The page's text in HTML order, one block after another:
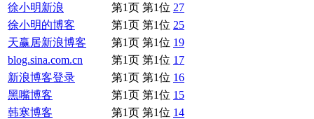
徐小明新浪
第1页 第1位 27
徐小明的博客
第1页 第1位 25
天赢居新浪博客
第1页 第1位 19
blog.sina.com.cn
第1页 第1位 17
新浪博客登录
第1页 第1位 16
黑嘴博客
第1页 第1位 15
韩寒博客
第1页 第1位 14